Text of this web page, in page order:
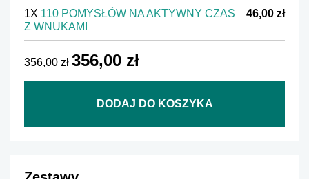
1X 110 POMYSŁÓW NA AKTYWNY CZAS
Z WNUKAMI
46,00 zł
356,00 zł 356,00 zł
DODAJ DO KOSZYKA